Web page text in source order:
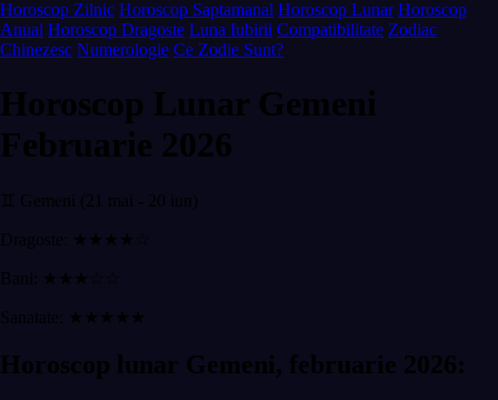
Horoscop Zilnic Horoscop Saptamanal Horoscop Lunar Horoscop
Anual Horoscop Dragoste Luna Iubirii Compatibilitate Zodiac
Chinezesc Numerologie Ce Zodie Sunt?
Horoscop Lunar Gemeni
Februarie 2026
♊ Gemeni (21 mai - 20 iun)
Dragoste: ★★★★☆
Bani: ★★★☆☆
Sanatate: ★★★★★
Horoscop lunar Gemeni, februarie 2026: